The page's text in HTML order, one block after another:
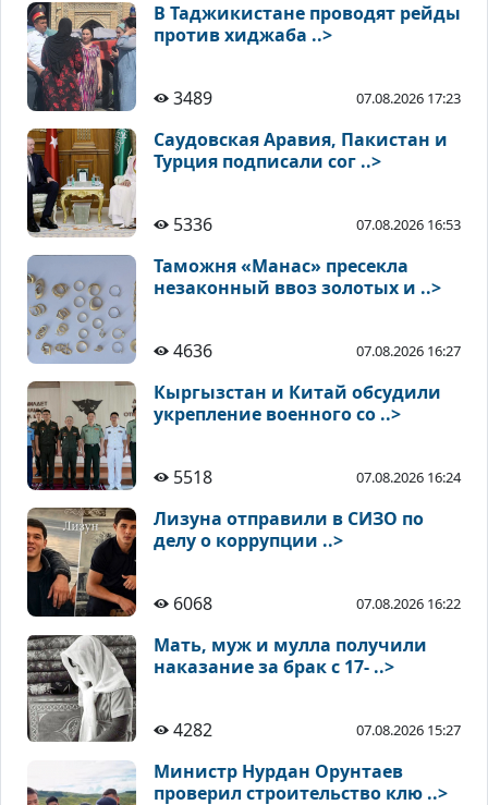
В Таджикистане проводят рейды
против хиджаба ..>
3489 07.08.2026 17:23
Саудовская Аравия, Пакистан и
Турция подписали сог ..>
5336 07.08.2026 16:53
Таможня «Манас» пресекла
незаконный ввоз золотых и ..>
4636 07.08.2026 16:27
Кыргызстан и Китай обсудили
укрепление военного со ..>
5518 07.08.2026 16:24
Лизуна отправили в СИЗО по
делу о коррупции ..>
6068 07.08.2026 16:22
Мать, муж и мулла получили
наказание за брак с 17- ..>
4282 07.08.2026 15:27
Министр Нурдан Орунтаев
проверил строительство клю ..>